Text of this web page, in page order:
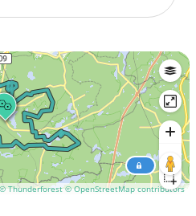
© Thunderforest © OpenStreetMap contributors